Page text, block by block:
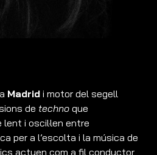
Madrid i motor del segell
de techno que
i oscil·len entre
per a l’escolta i la música de
actuen com a fil conductor